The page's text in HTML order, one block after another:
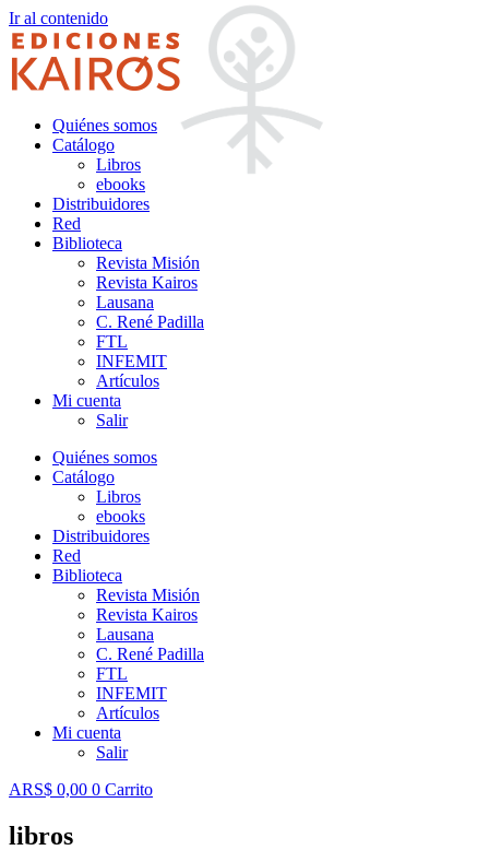
Ir al contenido
Quiénes somos
Catálogo
Libros
ebooks
Distribuidores
Red
Biblioteca
Revista Misión
Revista Kairos
Lausana
C. René Padilla
FTL
INFEMIT
Artículos
Mi cuenta
Salir
Quiénes somos
Catálogo
Libros
ebooks
Distribuidores
Red
Biblioteca
Revista Misión
Revista Kairos
Lausana
C. René Padilla
FTL
INFEMIT
Artículos
Mi cuenta
Salir
ARS$ 0,00 0 Carrito
libros